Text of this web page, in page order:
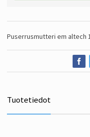
Puserrusmutteri em altech
Tuotetiedot